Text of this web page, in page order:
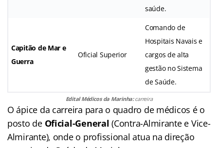
saúde.
Capitão de Mar e
Guerra
Oficial Superior
Comando de
Hospitais Navais e
cargos de alta
gestão no Sistema
de Saúde.
Edital Médicos da Marinha:carreira
O ápice da carreira para o quadro de médicos é o
posto de Oficial-General (Contra-Almirante e Vice-
Almirante), onde o profissional atua na direção